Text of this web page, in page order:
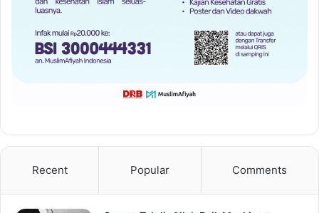
Recent Popular Comments